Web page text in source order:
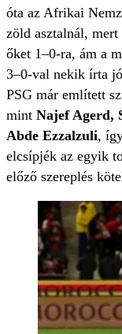
óta az Afrikai
zöld asztalnál, mert
őket 1–0-ra, ám a
3–0-val nekik írta
PSG már említett
mint Najef Agerd,
Abde Ezzalzuli,
elcsípjék az egyik
előző szereplés